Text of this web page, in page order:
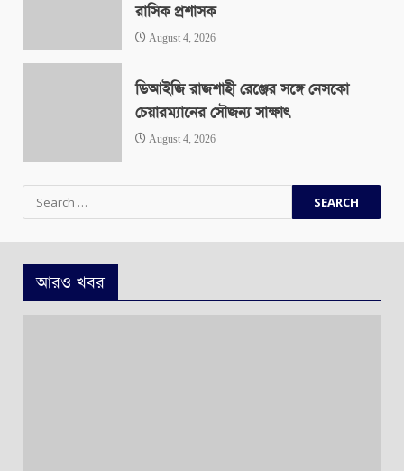
রাসিক প্রশাসক
August 4, 2026
ডিআইজি রাজশাহী রেঞ্জের সঙ্গে নেসকো
চেয়ারম্যানের সৌজন্য সাক্ষাৎ
August 4, 2026
Search
for:
আরও খবর